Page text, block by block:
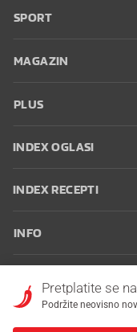
SPORT
MAGAZIN
PLUS
INDEX OGLASI
INDEX RECEPTI
INFO
korištenja
Postavke
Pretplatite se na
Podržite neovisno